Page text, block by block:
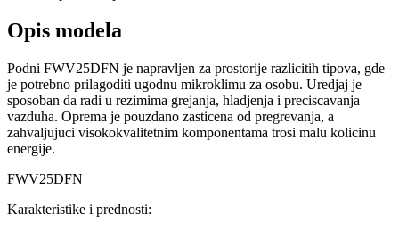
Opis modela
Podni FWV25DFN je napravljen za prostorije razlicitih tipova, gde
je potrebno prilagoditi ugodnu mikroklimu za osobu. Uredjaj je
sposoban da radi u rezimima grejanja, hladjenja i preciscavanja
vazduha. Oprema je pouzdano zasticena od pregrevanja, a
zahvaljujuci visokokvalitetnim komponentama trosi malu kolicinu
energije.
FWV25DFN
Karakteristike i prednosti: